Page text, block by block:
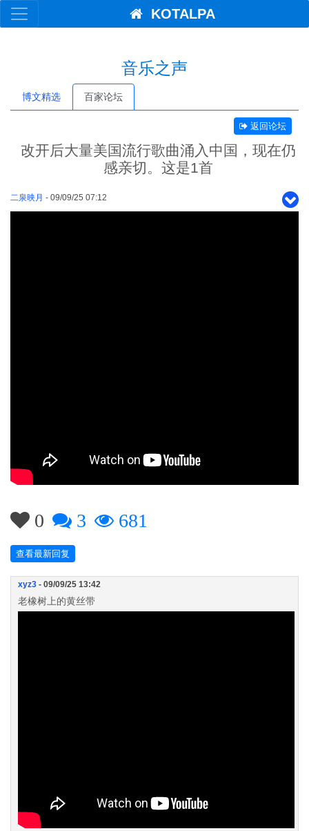
KOTALPA
音乐之声
博文精选 百家论坛
返回论坛
改开后大量美国流行歌曲涌入中国，现在仍
感亲切。这是1首
二泉映月 - 09/09/25 07:12
0 3 681
查看最新回复
xyz3 - 09/09/25 13:42
老橡树上的黄丝带